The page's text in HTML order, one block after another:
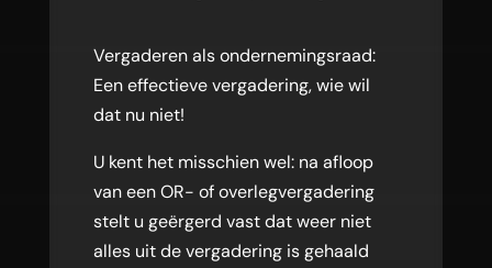
Vergaderen als ondernemingsraad:
Een effectieve vergadering, wie wil
dat nu niet!
U kent het misschien wel: na afloop
van een OR- of overlegvergadering
stelt u geërgerd vast dat weer niet
alles uit de vergadering is gehaald